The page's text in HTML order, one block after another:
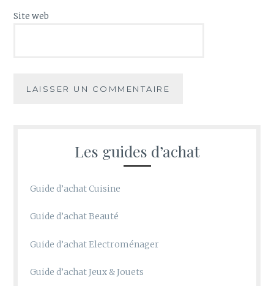
Site web
Les guides d’achat
Guide d’achat Cuisine
Guide d’achat Beauté
Guide d’achat Electroménager
Guide d’achat Jeux & Jouets